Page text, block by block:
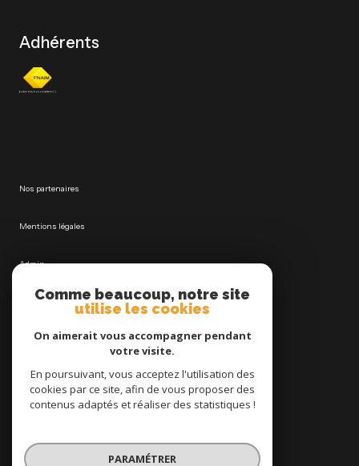
Adhérents
Nos partenaires
Mentions légales
Admin
Nos honoraires
Politique RGPD
Cookies
Comme beaucoup, notre site
utilise les cookies
On aimerait vous accompagner pendant
votre visite.
En poursuivant, vous acceptez l'utilisation des
cookies par ce site, afin de vous proposer des
contenus adaptés et réaliser des statistiques !
PARAMÉTRER